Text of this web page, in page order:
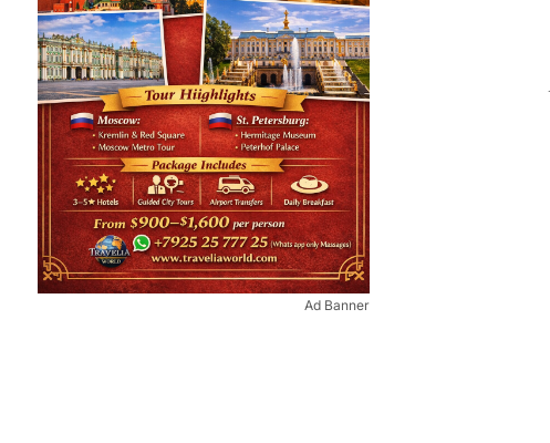
Ad Banner